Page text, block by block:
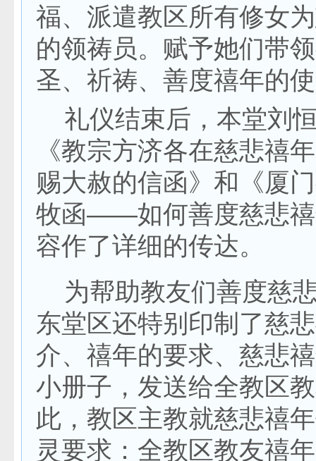
福、派遣教区所有修女
的领祷员。赋予她们带
圣、祈祷、善度禧年的
礼仪结束后，本堂刘
《教宗方济各在慈悲禧
赐大赦的信函》和《厦
牧函——如何善度慈悲
容作了详细的传达。
为帮助教友们善度慈
东堂区还特别印制了慈
介、禧年的要求、慈悲
小册子，发送给全教区
此，教区主教就慈悲禧
灵要求：全教区教友禧